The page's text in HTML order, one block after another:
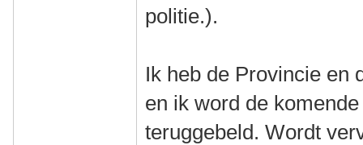
politie.).
Ik heb de Provincie en
en ik word de
teruggebeld. Wordt